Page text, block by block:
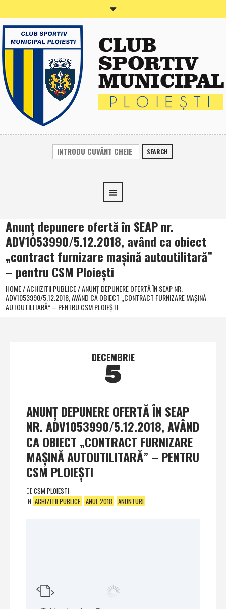
SEARCH
Anunţ depunere ofertă în SEAP nr.
ADV1053990/5.12.2018, având ca obiect
„contract furnizare maşină autoutilitară”
– pentru CSM Ploieşti
HOME/ACHIZITII PUBLICE/ANUNŢ DEPUNERE OFERTĂ ÎN SEAP NR.
ADV1053990/5.12.2018, AVÂND CA OBIECT „CONTRACT FURNIZARE MAŞINĂ
AUTOUTILITARĂ” – PENTRU CSM PLOIEŞTI
DECEMBRIE
5
ANUNŢ DEPUNERE OFERTĂ ÎN SEAP
NR. ADV1053990/5.12.2018, AVÂND
CA OBIECT „CONTRACT FURNIZARE
MAŞINĂ AUTOUTILITARĂ” – PENTRU
CSM PLOIEŞTI
DECSM PLOIESTI
IN ACHIZITII PUBLICE ANUL 2018 ANUNTURI